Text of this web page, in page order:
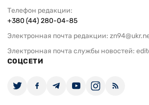
Телефон редакции:
+380 (44) 280-04-85
Электронная почта редакции:
Электронная почта службы новостей:
СОЦСЕТИ